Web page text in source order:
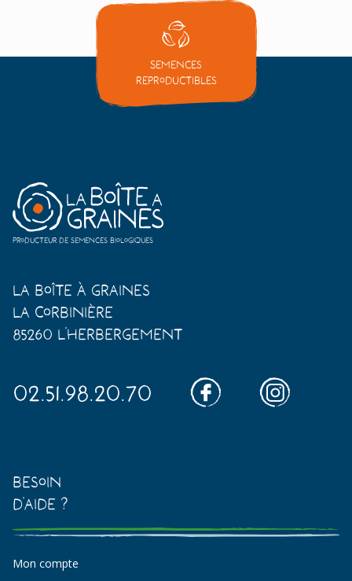
Semences
reproductibles
Producteur de semences biologiques
La Boîte à Graines
La Corbinière
85260 L'Herbergement
02.51.98.20.70
Besoin
d'aide ?
Mon compte